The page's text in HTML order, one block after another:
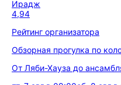
Ирадж
4,94
Рейтинг организатора
Обзорная прогулка по
От Ляби-Хауза до